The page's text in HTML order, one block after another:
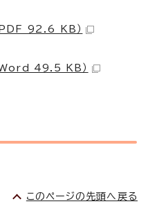
PDF 92.6 KB）
Word 49.5 KB）
このページの先頭へ戻る